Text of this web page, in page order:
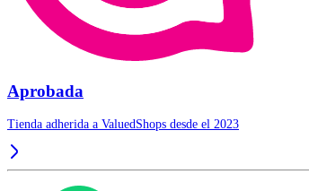
Aprobada
Tienda adherida a ValuedShops desde el 2023